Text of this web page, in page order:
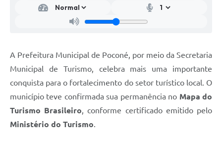
A Prefeitura Municipal de Poconé, por meio da Secretaria
Municipal de Turismo, celebra mais uma importante
conquista para o fortalecimento do setor turístico local. O
município teve confirmada sua permanência no Mapa do
Turismo Brasileiro, conforme certificado emitido pelo
Ministério do Turismo.